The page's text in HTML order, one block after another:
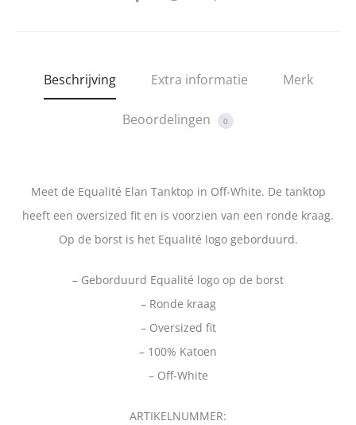
Beschrijving Extra informatie Merk
Beoordelingen 0
Meet de Equalité Elan Tanktop in Off-White. De tanktop
heeft een oversized fit en is voorzien van een ronde kraag.
Op de borst is het Equalité logo geborduurd.
– Geborduurd Equalité logo op de borst
– Ronde kraag
– Oversized fit
– 100% Katoen
– Off-White
ARTIKELNUMMER: